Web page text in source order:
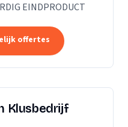
EINDPRODUCT
offertes
Klusbedrijf